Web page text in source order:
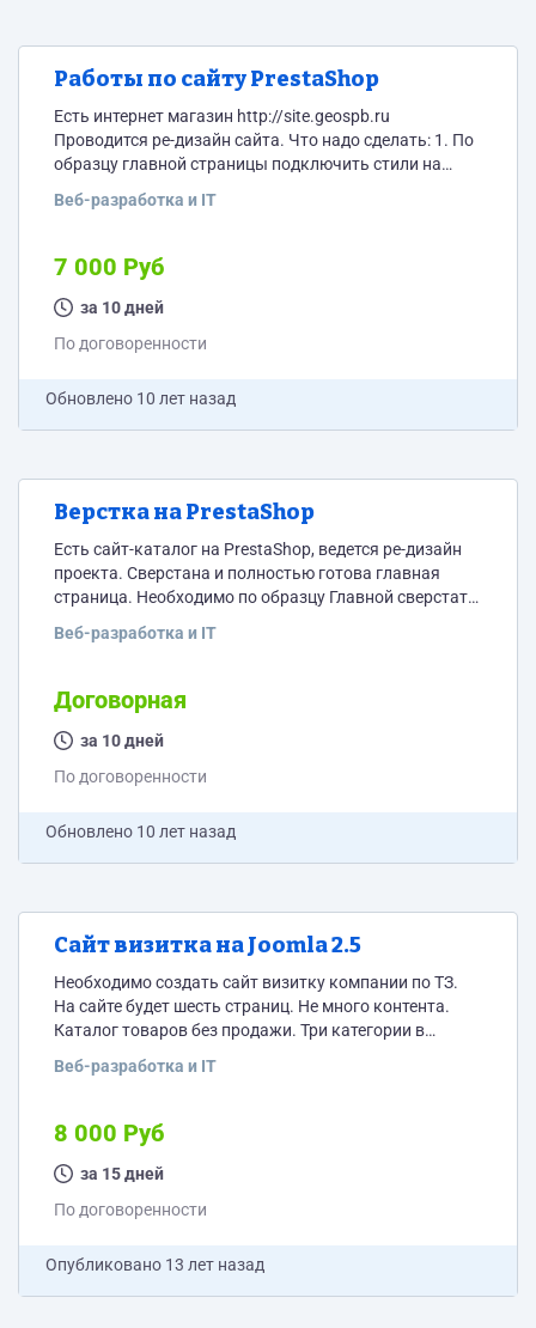
Работы по сайту PrestaShop
Есть интернет магазин http://site.geospb.ru
Проводится ре-дизайн сайта. Что надо сделать: 1. По
образцу главной страницы подключить стили на
элементы верстки. 2. Подключить на главную
второстепенных подключено). 3. Каталог на
отредактировать в соответствии с новым дизайном.
4. В подвале необходимо будет поправить ссылку
оставленный не грамотным...
Веб-разработка и IT
7 000 Руб
за 10 дней
По договоренности
Обновлено 10 лет назад
Верстка на PrestaShop
Есть сайт-каталог на PrestaShop, ведется ре-дизайн
проекта. Сверстана и полностью готова главная
страница. Необходимо по образцу Главной сверстать
Оплата договорная. Могу поэтапно по факту
Веб-разработка и IT
Договорная
за 10 дней
По договоренности
Обновлено 10 лет назад
Сайт визитка на Joomla 2.5
Необходимо создать сайт визитку компании по ТЗ.
На сайте будет шесть страниц. Не много контента.
Каталог товаров без продажи. Три категории в
можно обсудить в skype
Веб-разработка и IT
8 000 Руб
за 15 дней
По договоренности
Опубликовано 13 лет назад